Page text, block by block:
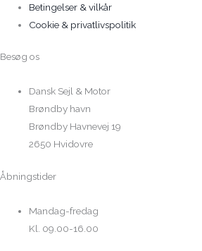
Betingelser & vilkår
Cookie & privatlivspolitik
Besøg os
Dansk Sejl & Motor
Brøndby havn
Brøndby Havnevej 19
2650 Hvidovre
Åbningstider
Mandag-fredag
Kl. 09.00-16.00